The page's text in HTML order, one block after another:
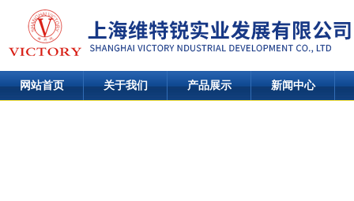
网站首页 关于我们 产品展示 新闻中心